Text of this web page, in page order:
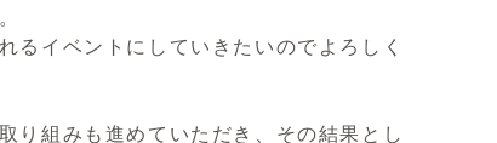
イベントにしていきたいのでよろしく
り組みも進めていただき、その結果とし